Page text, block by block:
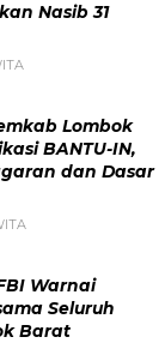
Nasib 31
Lombok
BANTU-IN,
dan Dasar
Warnai
Seluruh
Barat